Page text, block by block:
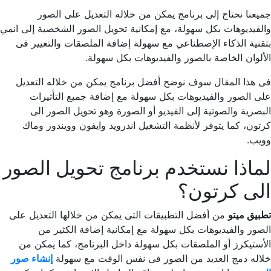
جميعنا نحتاج إلى برنامج يمكن من خلاله التعديل على الصور
والفيديوهات بكل سهولة، مع إمكانية تحويل الصور الشخصية إلى انمي
بتقنية الذكاء الإصطناعي مع سهولة إضافة الملصقات والتغيير فى
الألوان الخاصة بالصور والفيديوهات بكل سهولة.
فى هذا المقال سوف نوضح أفضل برنامج يمكن من خلاله التعديل
على الصور والفيديوهات بكل سهولة مع إضافة جميع التأثيرات
البصرية والصوتية إلى الفيديو أو الصورة وهو تحويل الصور الى
كرتون، كما يتوفر لأنظمة التشغيل اندرويد وايفون وويندوز وماك
وويب.
لماذا نستخدم برنامج تحويل الصور
الى كرتون؟
تطبيق ميتو من أفضل التطبيقات التى يمكن من خلالها التعديل على
الصور والفيديوهات بكل سهولة مع إمكانية إضافة الكثير من
الأستيكرز أو الملصقات بكل سهولة داخل البرنامج، كما يمكن من
خلاله دمج العديد من الصور فى نفس الوقت مع سهولة إنشاء صور